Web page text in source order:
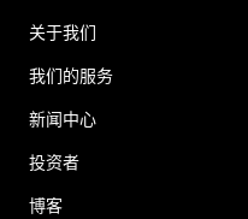
关于我们
我们的服务
新闻中心
投资者
博客